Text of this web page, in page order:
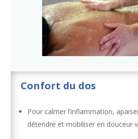
Confort du dos
Pour calmer l’inflammation,
détendre et mobiliser en douceur